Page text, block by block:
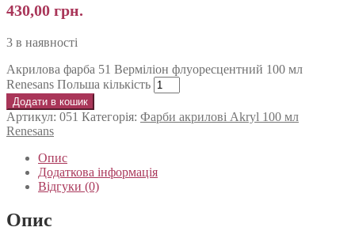
430,00 грн.
3 в наявності
Акрилова фарба 51 Верміліон флуоресцентний 100 мл
Renesans Польша кількість
Додати в кошик
Артикул: 051 Категорія: Фарби акрилові Akryl 100 мл
Renesans
Опис
Додаткова інформація
Відгуки (0)
Опис